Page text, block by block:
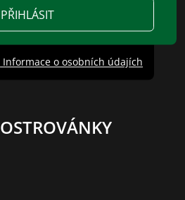
PŘIHLÁSIT
Informace o osobních údajích
OSTROVÁNKY